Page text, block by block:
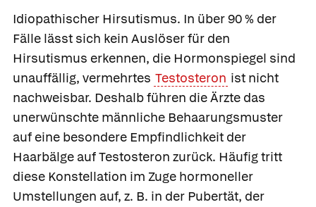
Idiopathischer Hirsutismus. In über 90 % der
Fälle lässt sich kein Auslöser für den
Hirsutismus erkennen, die Hormonspiegel sind
unauffällig, vermehrtes Testosteron ist nicht
nachweisbar. Deshalb führen die Ärzte das
unerwünschte männliche Behaarungsmuster
auf eine besondere Empfindlichkeit der
Haarbälge auf Testosteron zurück. Häufig tritt
diese Konstellation im Zuge hormoneller
Umstellungen auf, z. B. in der Pubertät, der